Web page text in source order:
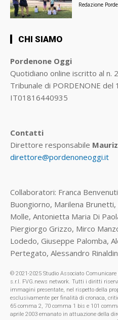
Redazione
CHI SIAMO
Pordenone Oggi
Quotidiano online iscritto al n.
Tribunale di PORDENONE
IT01816440935
Contatti
Direttore responsabile
direttore@pordenoneoggi.it
Collaboratori: Franca
Buongiorno, Marilena
Molle, Antonietta Maria Di
Piergiorgo Grizzo, Mirco
Lodedo, Giuseppe Palomba,
Pertegato, Alessandro
© 2021-2025 Studio Associato
s.r.l. FVG.news network. Tutti i diritti
immagini presentate, nel rispetto della
esclusivamente per finalità di cronaca,
65 comma 2, 70 comma 1 bis e 101
aprile 2003 emanato in attuazione della